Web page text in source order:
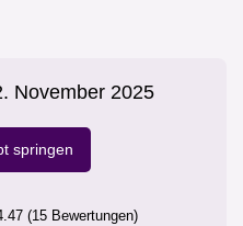
November 2025
springen
(15 Bewertungen)